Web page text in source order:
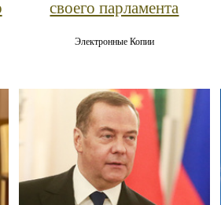
своего парламента
Электронные Копии